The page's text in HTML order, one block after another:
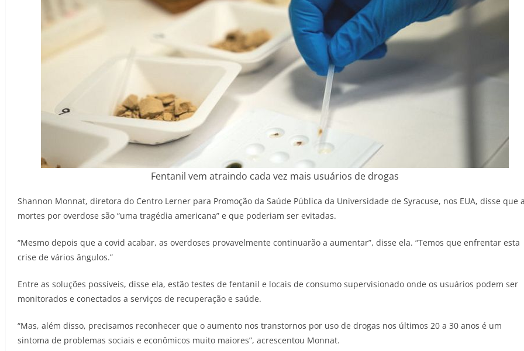
Fentanil vem atraindo cada vez mais usuários de drogas
Shannon Monnat, diretora do Centro Lerner para Promoção da Saúde Pública da Universidade de Syracuse, nos EUA, disse que
mortes por overdose são “uma tragédia americana” e que poderiam ser evitadas.
“Mesmo depois que a covid acabar, as overdoses provavelmente continuarão a aumentar”, disse ela. “Temos que enfrentar esta
crise de vários ângulos.”
Entre as soluções possíveis, disse ela, estão testes de fentanil e locais de consumo supervisionado onde os usuários podem ser
monitorados e conectados a serviços de recuperação e saúde.
“Mas, além disso, precisamos reconhecer que o aumento nos transtornos por uso de drogas nos últimos 20 a 30 anos é um
sintoma de problemas sociais e econômicos muito maiores”, acrescentou Monnat.